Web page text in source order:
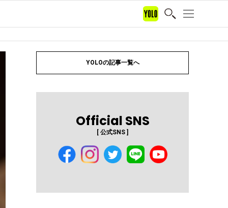
YOLOの記事一覧へ
Official SNS
[ 公式SNS ]